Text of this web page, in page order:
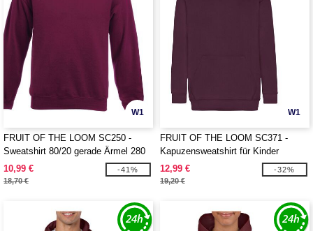
W1
FRUIT OF THE LOOM SC250 -
Sweatshirt 80/20 gerade Ärmel 280
10,99 €
18,70 €
-41%
W1
FRUIT OF THE LOOM SC371 -
Kapuzensweatshirt für Kinder
12,99 €
19,20 €
-32%